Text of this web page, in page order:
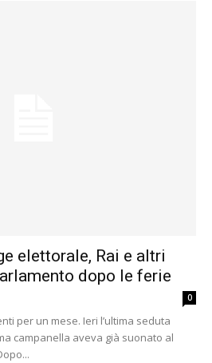
elettorale, Rai e altri
dopo le ferie
0
per un mese. Ieri l’ultima seduta
campanella aveva già suonato al